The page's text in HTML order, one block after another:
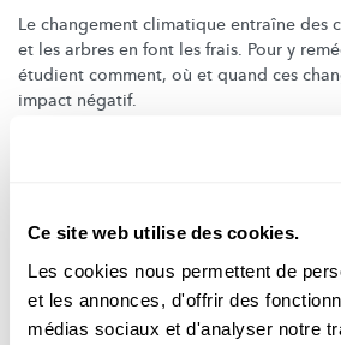
Ce site web utilise des cookies.
Les cookies nous permettent de
et les annonces, d'offrir des
médias sociaux et d'analyser notre
Le changement climatique entraîne des
et les arbres en font les frais. Pour y
étudient comment, où et quand ces
impact négatif.